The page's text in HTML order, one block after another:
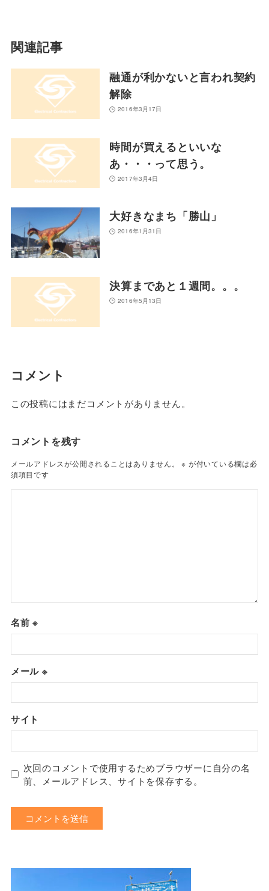
関連記事
融通が利かないと言われ契約
解除
2016年3月17日
時間が買えるといいな
あ・・・って思う。
2017年3月4日
大好きなまち「勝山」
2016年1月31日
決算まであと１週間。。。
2016年5月13日
コメント
この投稿にはまだコメントがありません。
コメントを残す
メールアドレスが公開されることはありません。 ※ が付いている欄は必
須項目です
名前※
メール ※
サイト
次回のコメントで使用するためブラウザーに自分の名
前、メールアドレス、サイトを保存する。